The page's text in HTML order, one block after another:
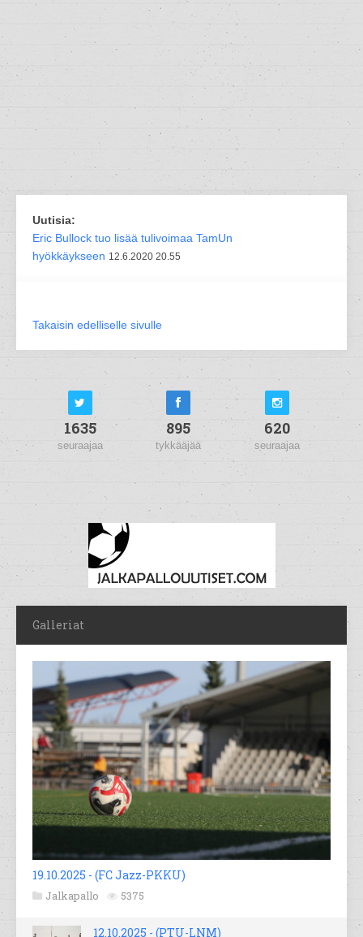
Uutisia:
Eric Bullock tuo lisää tulivoimaa TamUn
hyökkäykseen 12.6.2020 20.55
Takaisin edelliselle sivulle
1635
seuraajaa
895
tykkääjää
620
seuraajaa
Galleriat
19.10.2025 - (FC Jazz-PKKU)
Jalkapallo 5375
12.10.2025 - (PTU-LNM)